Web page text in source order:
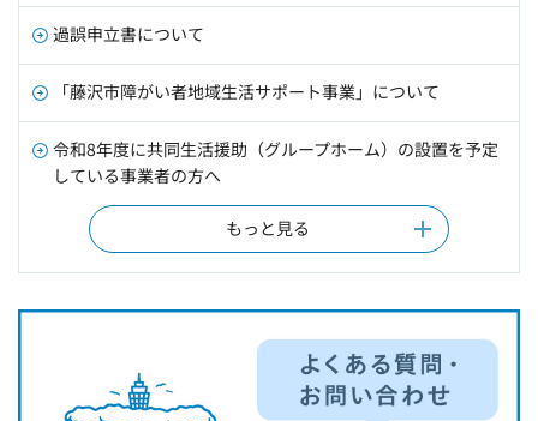
過誤申立書について
「藤沢市障がい者地域生活サポート事業」について
令和8年度に共同生活援助（グループホーム）の設置を予定
している事業者の方へ
もっと見る